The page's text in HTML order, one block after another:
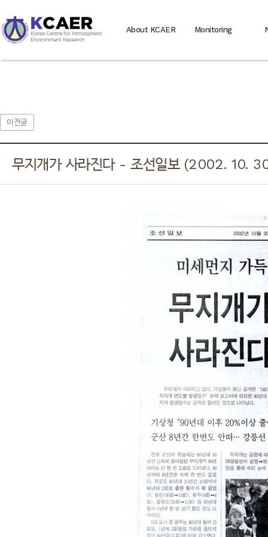
About KCAER Monitoring
이전글
무지개가 사라진다 - 조선일보 (2002. 10.